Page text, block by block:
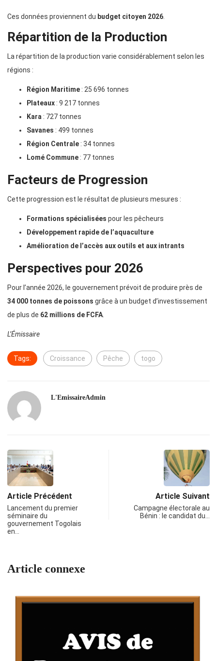
Ces données proviennent du budget citoyen 2026.
Répartition de la Production
La répartition de la production varie considérablement selon les
régions :
Région Maritime : 25 696 tonnes
Plateaux : 9 217 tonnes
Kara : 727 tonnes
Savanes : 499 tonnes
Région Centrale : 34 tonnes
Lomé Commune : 77 tonnes
Facteurs de Progression
Cette progression est le résultat de plusieurs mesures :
Formations spécialisées pour les pêcheurs
Développement rapide de l’aquaculture
Amélioration de l’accès aux outils et aux intrants
Perspectives pour 2026
Pour l’année 2026, le gouvernement prévoit de produire près de
34 000 tonnes de poissons grâce à un budget d’investissement
de plus de 62 millions de FCFA.
L’Émissaire
Tags: Croissance Pêche togo
L'EmissaireAdmin
Article Précédent
Lancement du premier
séminaire du
gouvernement Togolais
en…
Article Suivant
Campagne électorale au
Bénin : le candidat du…
Article connexe